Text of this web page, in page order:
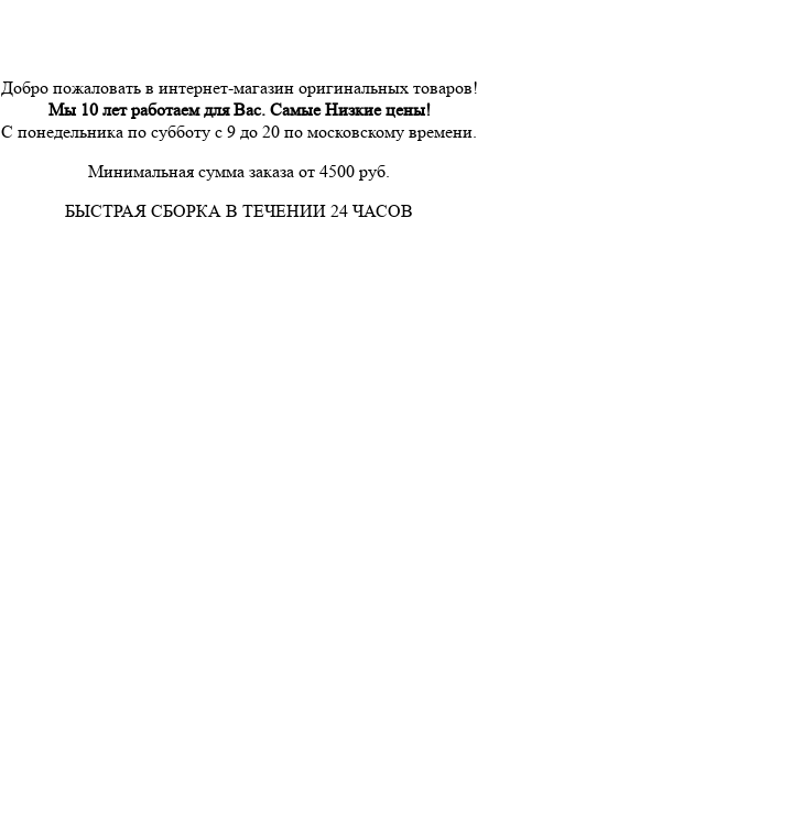
Добро пожаловать в интернет-магазин оригинальных товаров!
Мы 10 лет работаем для Вас. Самые Низкие цены!
С понедельника по субботу с 9 до 20 по московскому времени.
Минимальная сумма заказа от 4500 руб.
БЫСТРАЯ СБОРКА В ТЕЧЕНИИ 24 ЧАСОВ